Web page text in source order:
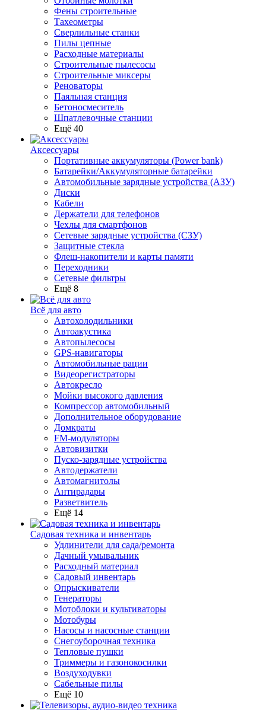
Фены строительные
Тахеометры
Сверлильные станки
Пилы цепные
Расходные материалы
Строительные пылесосы
Строительные миксеры
Реноваторы
Паяльная станция
Бетоносмеситель
Шпатлевочные станции
Ещё 40
Аксессуары
Портативные аккумуляторы (Power bank)
Батарейки/Аккумуляторные батарейки
Автомобильные зарядные устройства (АЗУ)
Диски
Кабели
Держатели для телефонов
Чехлы для смартфонов
Сетевые зарядные устройства (СЗУ)
Защитные стекла
Флеш-накопители и карты памяти
Переходники
Сетевые фильтры
Ещё 8
Всё для авто
Автохолодильники
Автоакустика
Автопылесосы
GPS-навигаторы
Автомобильные рации
Видеорегистраторы
Автокресло
Мойки высокого давления
Компрессор автомобильный
Дополнительное оборудование
Домкраты
FM-модуляторы
Автовизитки
Пуско-зарядные устройства
Автодержатели
Автомагнитолы
Антирадары
Разветвитель
Ещё 14
Садовая техника и инвентарь
Удлинители для сада/ремонта
Дачный умывальник
Расходный материал
Садовый инвентарь
Опрыскиватели
Генераторы
Мотоблоки и культиваторы
Мотобуры
Насосы и насосные станции
Снегоуборочная техника
Тепловые пушки
Триммеры и газонокосилки
Воздуходувки
Сабельные пилы
Ещё 10